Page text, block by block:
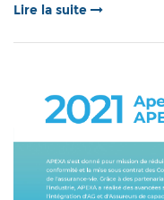
Lire la suite